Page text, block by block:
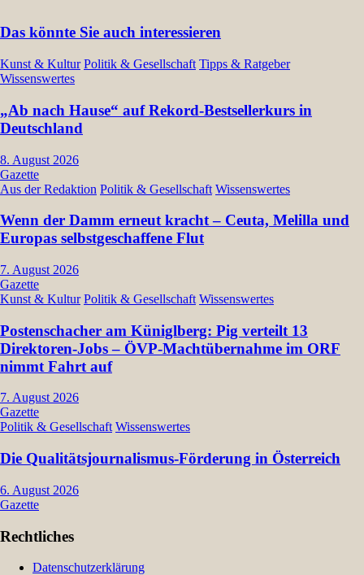
Das könnte Sie auch interessieren
Kunst & Kultur Politik & Gesellschaft Tipps & Ratgeber
Wissenswertes
„Ab nach Hause“ auf Rekord-Bestsellerkurs in
Deutschland
8. August 2026
Gazette
Aus der Redaktion Politik & Gesellschaft Wissenswertes
Wenn der Damm erneut kracht – Ceuta, Melilla und
Europas selbstgeschaffene Flut
7. August 2026
Gazette
Kunst & Kultur Politik & Gesellschaft Wissenswertes
Postenschacher am Küniglberg: Pig verteilt 13
Direktoren-Jobs – ÖVP-Machtübernahme im ORF
nimmt Fahrt auf
7. August 2026
Gazette
Politik & Gesellschaft Wissenswertes
Die Qualitätsjournalismus-Förderung in Österreich
6. August 2026
Gazette
Rechtliches
Datenschutzerklärung